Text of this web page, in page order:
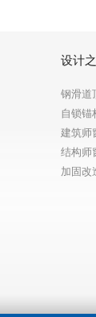
设计
钢滑道
自锁锚
建筑师
结构师
加固改